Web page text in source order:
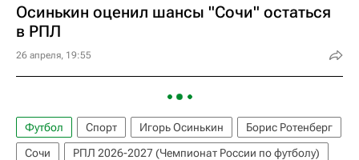
Осинькин оценил шансы "Сочи" остаться
в РПЛ
26 апреля, 19:55
Футбол Спорт Игорь Осинькин
Борис Ротенберг
Сочи
РПЛ 2026-2027 (Чемпионат России по футболу)